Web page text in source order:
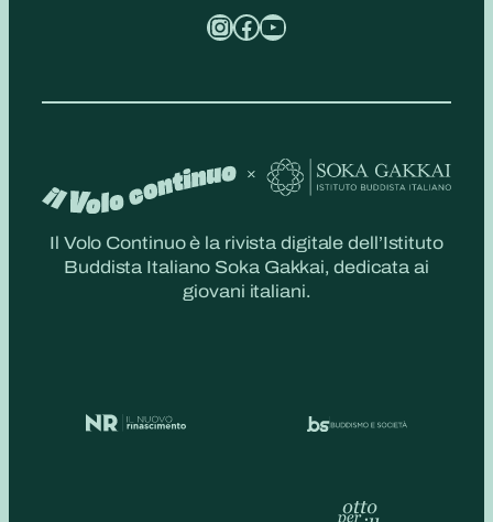
InstagramFacebook YouTube
Il Volo Continuo è la rivista digitale dell’Istituto
Buddista Italiano Soka Gakkai, dedicata ai
giovani italiani.